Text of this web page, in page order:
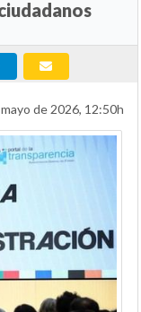
de 2026, 12:50h